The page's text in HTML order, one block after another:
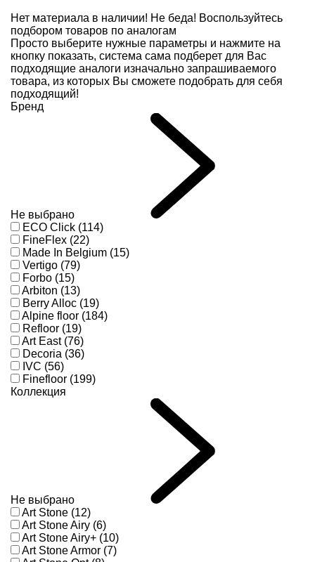
Нет материала в наличии! Не беда! Воспользуйтесь
подбором товаров по аналогам
Просто выберите нужные параметры и нажмите на
кнопку показать, система сама подберет для Вас
подходящие аналоги изначально запрашиваемого
товара, из которых Вы сможете подобрать для себя
подходящий!
Бренд
Не выбрано
ECO Click (114)
FineFlex (22)
Made In Belgium (15)
Vertigo (79)
Forbo (15)
Arbiton (13)
Berry Alloc (19)
Alpine floor (184)
Refloor (19)
Art East (76)
Decoria (36)
IVC (56)
Finefloor (199)
Коллекция
Не выбрано
Art Stone (12)
Art Stone Airy (6)
Art Stone Airy+ (10)
Art Stone Armor (7)